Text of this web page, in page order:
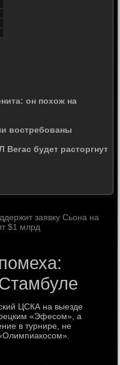
он похож на
востребованы
будет расторгнут
заявку Сьона на
$1 млрд
ЦСКА на выезде
«Эфесом», а
в турнире, не